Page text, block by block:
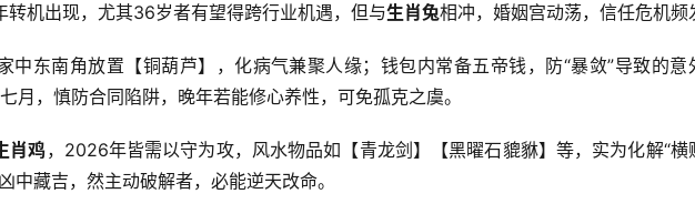
转机出现，尤其36岁者有望得跨行业机遇，但与生肖兔相冲，婚姻宫动荡，信任危机频
中东南角放置【铜葫芦】，化病气兼聚人缘；钱包内常备五帝钱，防“暴敛”导致的意
月，慎防合同陷阱，晚年若能修心养性，可免孤克之虞。
肖鸡，2026年皆需以守为攻，风水物品如【青龙剑】【黑曜石貔貅】等，实为化解“横
中藏吉，然主动破解者，必能逆天改命。